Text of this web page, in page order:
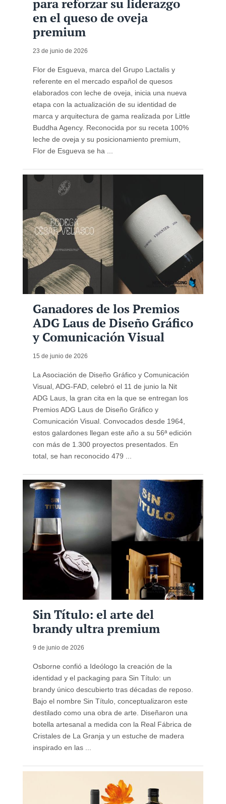
para reforzar su liderazgo
en el queso de oveja
premium
23 de junio de 2026
Flor de Esgueva, marca del Grupo Lactalis y
referente en el mercado español de quesos
elaborados con leche de oveja, inicia una nueva
etapa con la actualización de su identidad de
marca y arquitectura de gama realizada por Little
Buddha Agency. Reconocida por su receta 100%
leche de oveja y su posicionamiento premium,
Flor de Esgueva se ha ...
Ganadores de los Premios
ADG Laus de Diseño Gráfico
y Comunicación Visual
15 de junio de 2026
La Asociación de Diseño Gráfico y Comunicación
Visual, ADG-FAD, celebró el 11 de junio la Nit
ADG Laus, la gran cita en la que se entregan los
Premios ADG Laus de Diseño Gráfico y
Comunicación Visual. Convocados desde 1964,
estos galardones llegan este año a su 56ª edición
con más de 1.300 proyectos presentados. En
total, se han reconocido 479 ...
Sin Título: el arte del
brandy ultra premium
9 de junio de 2026
Osborne confió a Ideólogo la creación de la
identidad y el packaging para Sin Título: un
brandy único descubierto tras décadas de reposo.
Bajo el nombre Sin Título, conceptualizaron este
destilado como una obra de arte. Diseñaron una
botella artesanal a medida con la Real Fábrica de
Cristales de La Granja y un estuche de madera
inspirado en las ...